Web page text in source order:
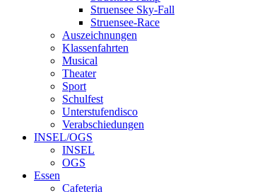
Struensee Sky-Fall
Struensee-Race
Auszeichnungen
Klassenfahrten
Musical
Theater
Sport
Schulfest
Unterstufendisco
Verabschiedungen
INSEL/OGS
INSEL
OGS
Essen
Cafeteria